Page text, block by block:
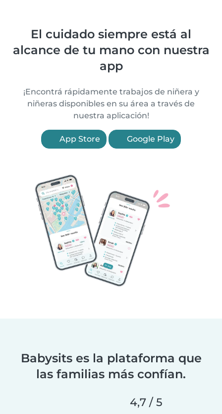
El cuidado siempre está al
alcance de tu mano con nuestra
app
¡Encontrá rápidamente trabajos de niñera y
niñeras disponibles en su área a través de
nuestra aplicación!
App Store Google Play
Babysits es la plataforma que
las familias más confían.
4,7 / 5